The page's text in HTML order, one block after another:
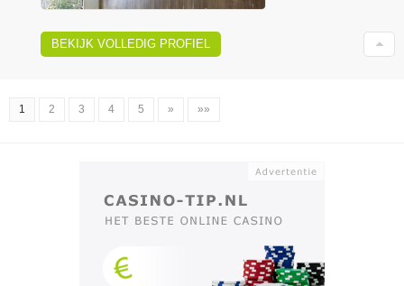
BEKIJK VOLLEDIG PROFIEL
1 2 3 4 5 » »»